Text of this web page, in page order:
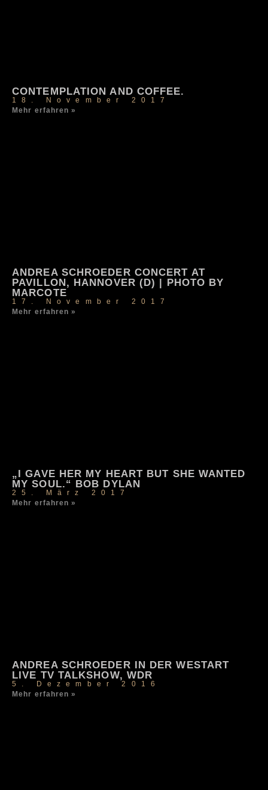
CONTEMPLATION AND COFFEE.
18. November 2017
Mehr erfahren »
ANDREA SCHROEDER CONCERT AT
PAVILLON, HANNOVER (D) | PHOTO BY
MARCOTE
17. November 2017
Mehr erfahren »
„I GAVE HER MY HEART BUT SHE WANTED
MY SOUL.“ BOB DYLAN
25. März 2017
Mehr erfahren »
ANDREA SCHROEDER IN DER WESTART
LIVE TV TALKSHOW, WDR
5. Dezember 2016
Mehr erfahren »